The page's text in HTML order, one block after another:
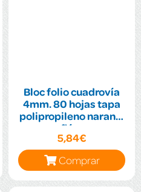
Bloc folio cuadrovía
4mm. 80 hojas tapa
polipropileno naranja
flúor
5,84€
Comprar